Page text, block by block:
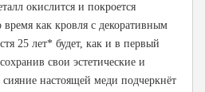
окислится и покроется
как кровля с декоративным
25 лет* будет, как и в первый
свои эстетические и
настоящей меди подчеркнёт